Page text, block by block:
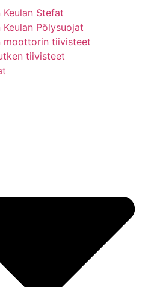
Keulan Stefat
Keulan Pölysuojat
moottorin tiivisteet
tiivisteet